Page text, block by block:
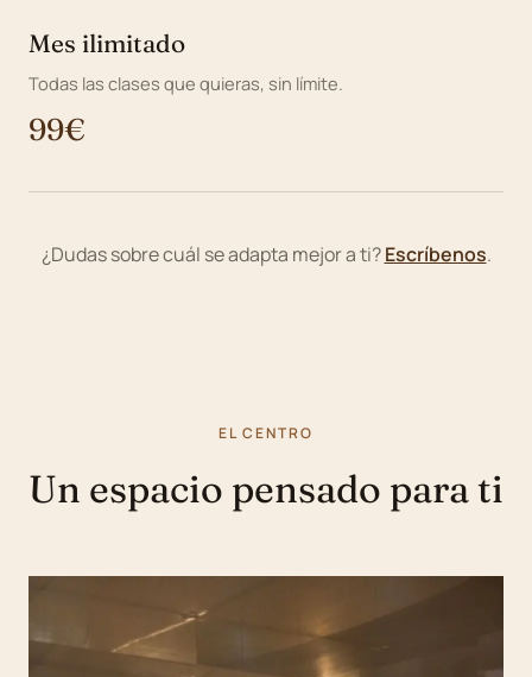
Mes ilimitado
Todas las clases que quieras, sin límite.
99€
¿Dudas sobre cuál se adapta mejor a ti?Escríbenos.
EL CENTRO
Un espacio pensado para ti